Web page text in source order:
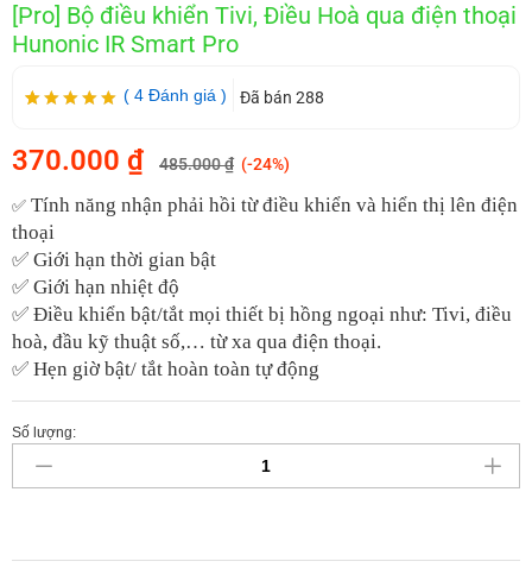
[Pro] Bộ điều khiển Tivi, Điều Hoà qua điện thoại
Hunonic IR Smart Pro
đánh giá
( 4 Đánh giá ) Đã bán 288
370.000 ₫ 485.000₫ (-24%)
✅ Tính năng nhận phải hồi từ điều khiển và hiển thị lên điện
thoại
✅ Giới hạn thời gian bật
✅ Giới hạn nhiệt độ
✅ Điều khiển bật/tắt mọi thiết bị hồng ngoại như: Tivi, điều
hoà, đầu kỹ thuật số,… từ xa qua điện thoại.
✅ Hẹn giờ bật/ tắt hoàn toàn tự động
Số lượng: